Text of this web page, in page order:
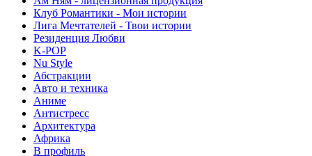
Клуб Романтики - Мои истории
Лига Мечтателей - Твои истории
Резиденция Любви
K-POP
Nu Style
Абстракции
Авто и техника
Аниме
Антистресс
Архитектура
Африка
В профиль